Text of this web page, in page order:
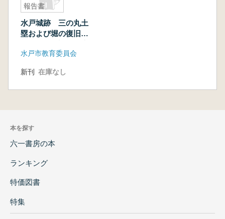
報告書
水戸城跡 三の丸土
塁および堀の復旧に
書
水戸市教育委員会
新刊 在庫なし
本を探す
六一書房の本
ランキング
特価図書
特集